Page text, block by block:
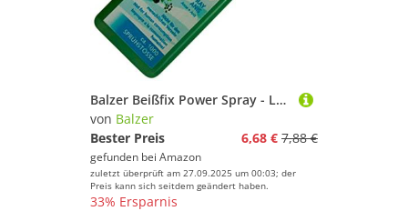
Balzer Beißfix Power Spray - Lockstoff für Fische 50ml, Geschmack:Anis
von Balzer
Bester Preis
6,68 € 7,88 €
gefunden bei Amazon
zuletzt überprüft am 27.09.2025 um 00:03; der
Preis kann sich seitdem geändert haben.
33% Ersparnis